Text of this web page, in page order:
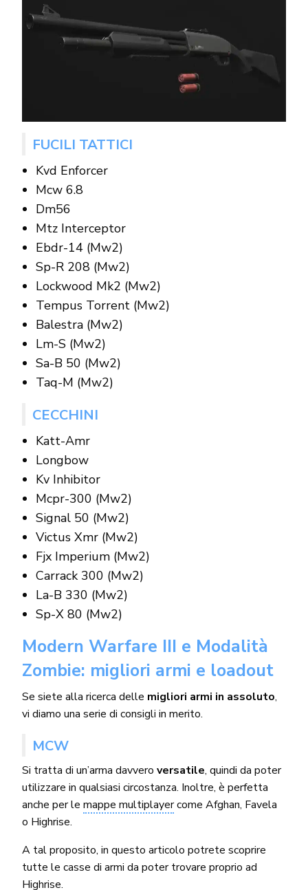
FUCILI TATTICI
Kvd Enforcer
Mcw 6.8
Dm56
Mtz Interceptor
Ebdr-14 (Mw2)
Sp-R 208 (Mw2)
Lockwood Mk2 (Mw2)
Tempus Torrent (Mw2)
Balestra (Mw2)
Lm-S (Mw2)
Sa-B 50 (Mw2)
Taq-M (Mw2)
CECCHINI
Katt-Amr
Longbow
Kv Inhibitor
Mcpr-300 (Mw2)
Signal 50 (Mw2)
Victus Xmr (Mw2)
Fjx Imperium (Mw2)
Carrack 300 (Mw2)
La-B 330 (Mw2)
Sp-X 80 (Mw2)
Modern Warfare III e Modalità
Zombie: migliori armi e loadout
Se siete alla ricerca delle migliori armi in assoluto,
vi diamo una serie di consigli in merito.
MCW
Si tratta di un’arma davveroversatile, quindi da poter
utilizzare in qualsiasi circostanza. Inoltre, è perfetta
anche per lemappe multiplayercome Afghan, Favela
o Highrise.
A tal proposito, in questo articolo potrete scoprire
tutte le casse di armi da poter trovare proprio ad
Highrise.